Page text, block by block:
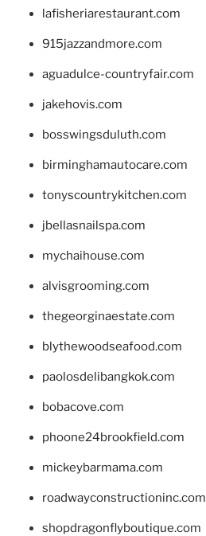
lafisheriarestaurant.com
915jazzandmore.com
aguadulce-countryfair.com
jakehovis.com
bosswingsduluth.com
birminghamautocare.com
tonyscountrykitchen.com
jbellasnailspa.com
mychaihouse.com
alvisgrooming.com
thegeorginaestate.com
blythewoodseafood.com
paolosdelibangkok.com
bobacove.com
phoone24brookfield.com
mickeybarmama.com
roadwayconstructioninc.com
shopdragonflyboutique.com